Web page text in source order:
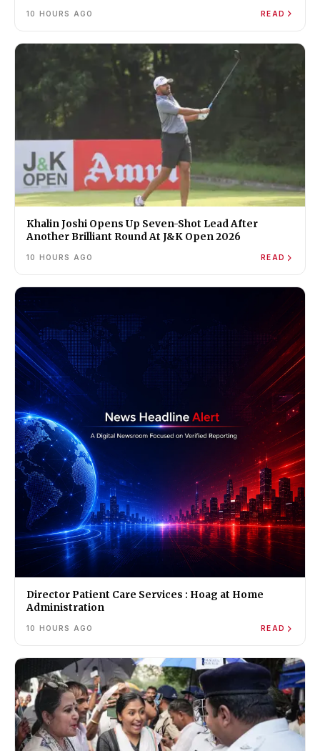
10 HOURS AGO READ
Khalin Joshi Opens Up Seven-Shot Lead After
Another Brilliant Round At J&K Open 2026
10 HOURS AGO READ
Director Patient Care Services : Hoag at Home
Administration
10 HOURS AGO READ